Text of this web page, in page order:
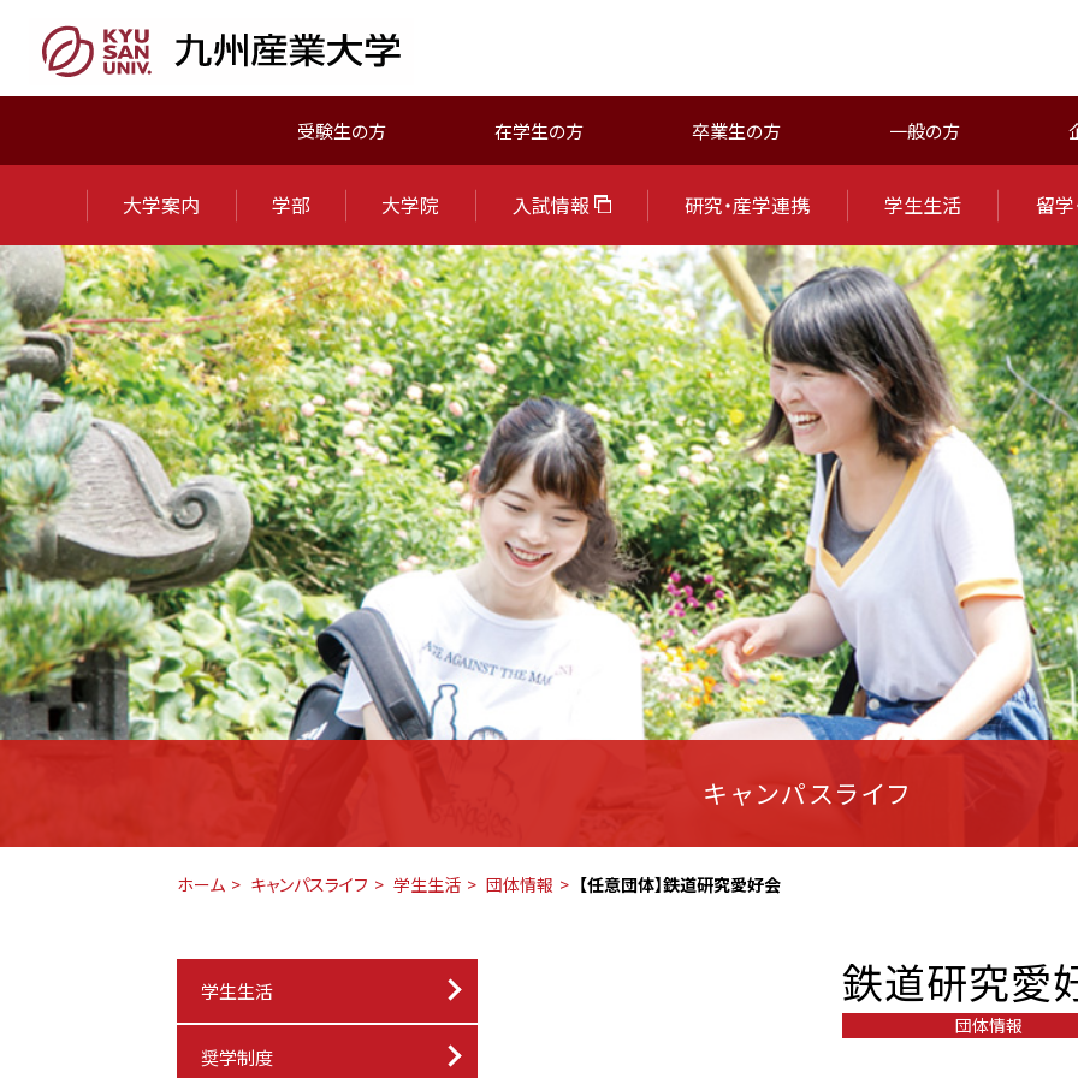
受験生の方 在学生の方 卒業生の方 一般の方
大学案内 学部 大学院 入試情報 研究・産学連携 学生生活 留学
キャンパスライフ
ホーム キャンパスライフ 学生生活 団体情報 【任意団体】鉄道研究愛好会
鉄道研究愛
団体情報
学生生活
奨学制度